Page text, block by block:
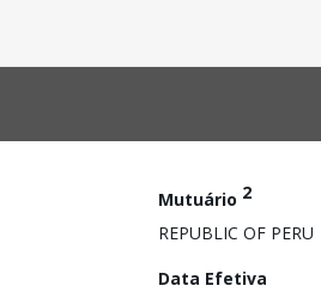
Mutuário 2
REPUBLIC OF PERU
Data Efetiva